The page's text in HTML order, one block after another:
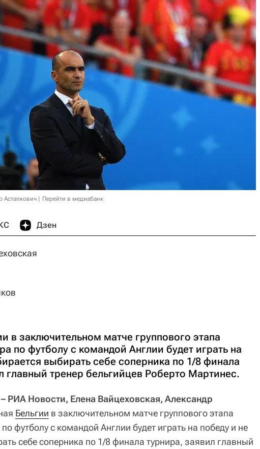
Астапкович Перейти в медиабанк
Дзен
в заключительном матче группового этапа
по футболу с командой Англии будет играть на
выбирать себе соперника по 1/8 финала
главный тренер бельгийцев Роберто Мартинес.
Новости, Елена Вайцеховская, Александр
Бельгии в заключительном матче группового этапа
футболу с командой Англии будет играть на победу и не
себе соперника по 1/8 финала турнира, заявил главный